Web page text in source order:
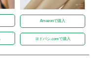
Amazonで購入
ヨドバシ.comで購入